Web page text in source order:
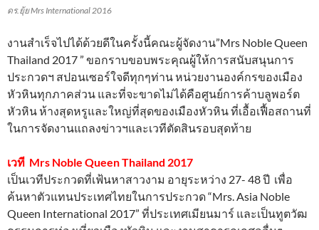
ดร.ยุ้ย Mrs International 2016
งานสำเร็จไปได้ด้วยดีในครั้งนี้คณะผู้จัดงาน”Mrs Noble Queen
Thailand 2017 ” ขอกราบขอบพระคุณผู้ให้การสนับสนุนการ
ประกวดฯ สปอนเซอร์ใจดีทุกๆท่าน หน่วยงานองค์กรของเมือง
หัวหินทุกภาคส่วน และที่จะขาดไม่ได้คือศูนย์การค้าบลูพอร์ต
หัวหิน ห้างสุดหรูและใหญ่ที่สุดของเมืองหัวหิน ที่เอื้อเฟื้อสถานที่
ในการจัดงานแถลงข่าวฯและเวทีตัดสินรอบสุดท้าย
เวที Mrs Noble Queen Thailand 2017
เป็นเวทีประกวดที่เฟ้นหาสาวงาม อายุระหว่าง 27- 48 ปี เพื่อ
ค้นหาตัวแทนประเทศไทยในการประกวด “Mrs. Asia Noble
Queen International 2017” ที่ประเทศเมียนมาร์ และเป็นทูตวัฒ